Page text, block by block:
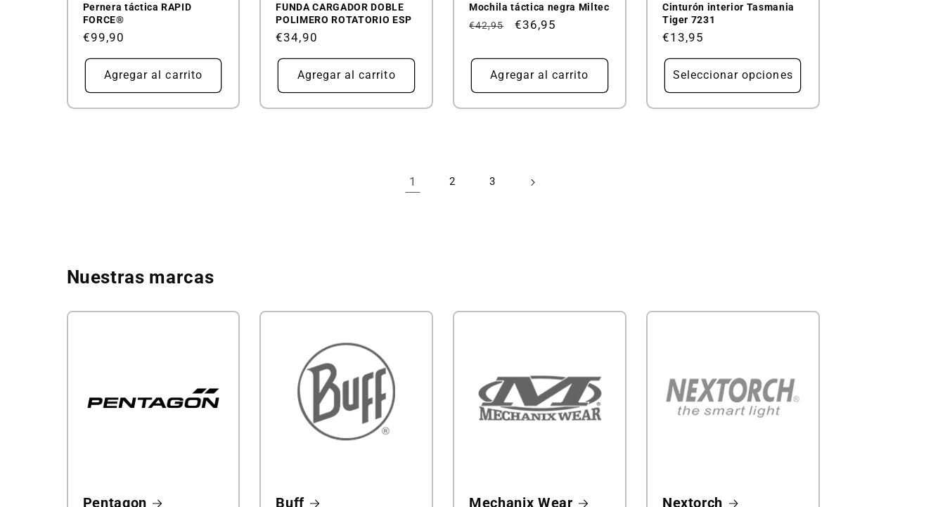
Pernera táctica RAPID
FORCE®
Precio
€99,90
Agregar al carrito
FUNDA CARGADOR DOBLE
POLIMERO ROTATORIO ESP
Precio
€34,90
Agregar al carrito
Mochila táctica negra Miltec
Precio
€42,95
Precio
oferta
€36,95
Agregar al carrito
Cinturón interior Tasmania
Tiger 7231
Precio
€13,95
Seleccionar opciones
1 2 3
Nuestras marcas
Pentagon Buff Mechanix Wear Nextorch